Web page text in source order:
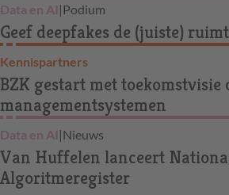
Data en AI |Podium
Geef deepfakes de (juiste)
Kennispartners
BZK gestart met
managementsystemen
Data en AI |Nieuws
Van Huffelen lanceert
Algoritmeregister